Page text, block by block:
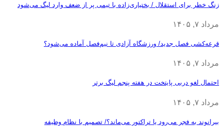
زنگ خطر برای استقلال / بختیاری‌زاده با تیمی پر از ضعف وارد لیگ می‌شود
مرداد ۷, ۱۴۰۵
قرعه‎‌کشی فصل جدید/ ورزشگاه آزادی تا نیم‌فصل آماده می‌شود؟
مرداد ۷, ۱۴۰۵
احتمال لغو دربی پایتخت در هفته پنجم لیگ برتر
مرداد ۷, ۱۴۰۵
بیرانوند به فجر می‌رود یا تراکتور می‌ماند؟/ تصمیم با نظام وظیفه